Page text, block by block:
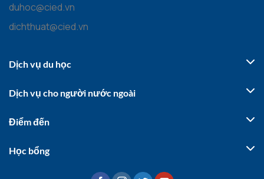
duhoc@cied.vn
dichthuat@cied.vn
Dịch vụ du học
Dịch vụ cho người nước ngoài
Điểm đến
Học bổng